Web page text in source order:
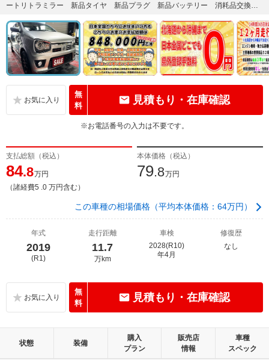
ートリトラミラー 新品タイヤ 新品プラグ 新品バッテリー 消耗品交換
無
料
見積もり・在庫確認
※お電話番号の入力は不要です。
支払総額（税込）
84.8万円
（諸経費5 .0 万円含む）
本体価格（税込）
79.8万円
この車種の相場価格（平均本体価格：64万円）
年式
2019
(R1)
走行距離
11.7
万km
車検
2028(R10)
年4月
修復歴
なし
無
料
見積もり・在庫確認
状態 装備
購入
プラン
販売店
情報
車種
スペック